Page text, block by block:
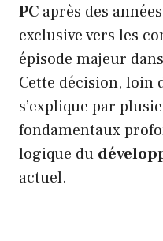
PC après des
exclusive vers les
épisode majeur
Cette décision, loin
s’explique par
fondamentaux
logique du
actuel.